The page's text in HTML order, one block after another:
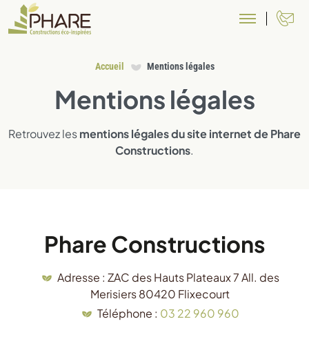
Accueil Mentions légales
Mentions légales
Retrouvez lesmentions légales du site internet de Phare
Constructions.
Phare Constructions
Adresse : ZAC des Hauts Plateaux 7 All. des
Merisiers 80420 Flixecourt
Téléphone : 03 22 960 960